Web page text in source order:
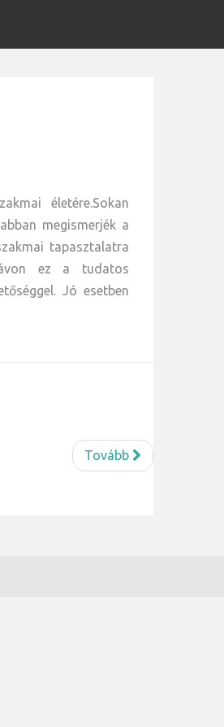
életére.Sokan
megismerjék a
tapasztalatra
ez a tudatos
Jó esetben
Tovább